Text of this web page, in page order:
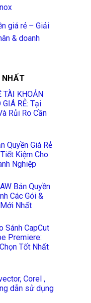
giá rẻ – Giải
& doanh
TÀI KHOẢN
GIÁ RẺ: Tại
Rủi Ro Cần
Quyền Giá Rẻ
Kiệm Cho
Nghiệp
Bản Quyền
Các Gói &
Nhất
Sánh CapCut
Premiere:
Tốt Nhất
Corel ,
dẫn sử dụng